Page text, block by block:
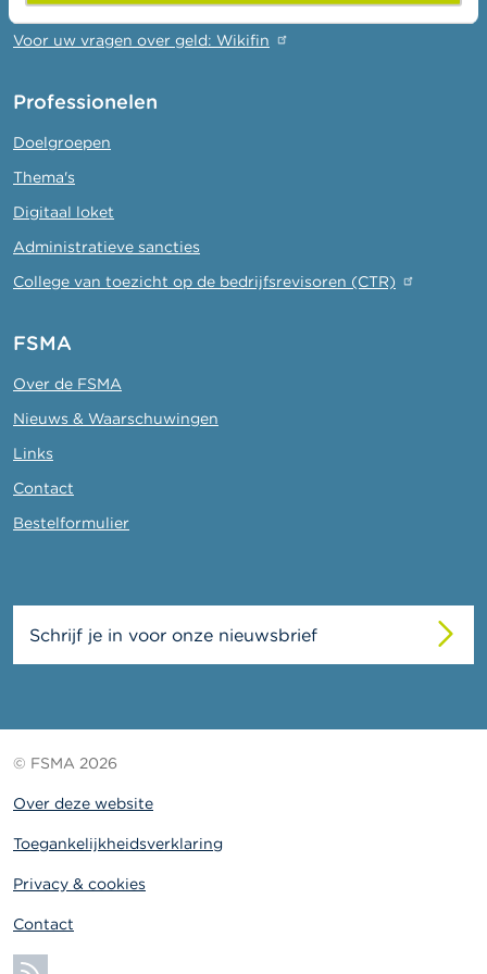
Check uw aanbieder
Voor uw vragen over geld: Wikifin
Professionelen
Doelgroepen
Thema's
Digitaal loket
Administratieve sancties
College van toezicht op de bedrijfsrevisoren (CTR)
FSMA
Over de FSMA
Nieuws & Waarschuwingen
Links
Contact
Bestelformulier
Schrijf je in voor onze nieuwsbrief
© FSMA 2026
Over deze website
Toegankelijkheidsverklaring
Privacy & cookies
Contact
Abonneer